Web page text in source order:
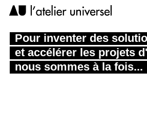
Pour inventer des
et accélérer les projets
nous sommes à la fois...